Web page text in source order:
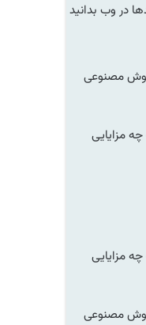
در وب بدانید
مصنوعی
سایت چه مزایایی
سایت چه مزایایی
مصنوعی